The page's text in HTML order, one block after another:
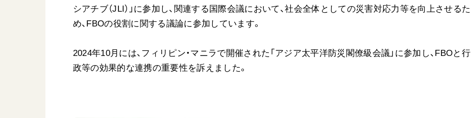
シアチブ（JLI）」に参加し、関連する国際会議において、社会全体としての災害対応力等を向上させるた
め、FBOの役割に関する議論に参加しています。
2024年10月には、フィリピン・マニラで開催された「アジア太平洋防災閣僚級会議」に参加し、FBOと行
政等の効果的な連携の重要性を訴えました。